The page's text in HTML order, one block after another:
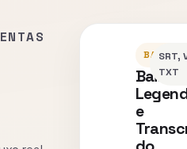
BAIXAR
Baixe
e
SRT,
TXT